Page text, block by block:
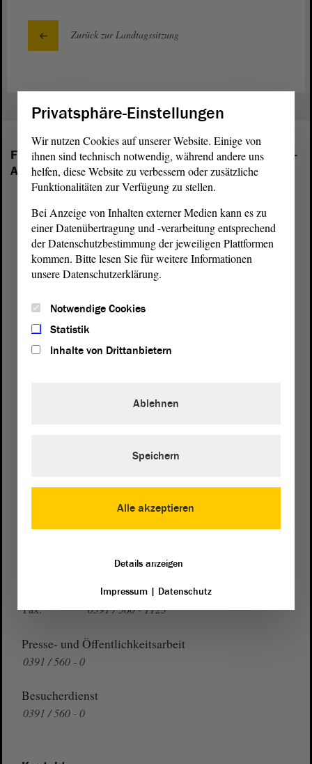
Zurück zur Landtagssitzung
Folgende Fraktionen sind im Landtag von Sachsen-
Anhalt vertreten:
Wegbeschreibung
Auf Google Maps
0391 / 560 - 0
Fax:
0391 / 560 - 1123
Presse- und Öffentlichkeitsarbeit
0391 / 560 - 0
Besucherdienst
0391 / 560 - 0
Privatsphäre-Einstellungen
Wir nutzen Cookies auf unserer Website. Einige von
ihnen sind technisch notwendig, während andere uns
helfen, diese Website zu verbessern oder zusätzliche
Funktionalitäten zur Verfügung zu stellen.
Bei Anzeige von Inhalten externer Medien kann es zu
einer Datenübertragung und -verarbeitung entsprechend
der Datenschutzbestimmung der jeweiligen Plattformen
kommen. Bitte lesen Sie für weitere Informationen
unsere Datenschutzerklärung.
Notwendige Cookies
Statistik
Inhalte von Drittanbietern
Alle akzeptieren
Ablehnen
Speichern
Details anzeigen
Impressum| Datenschutz